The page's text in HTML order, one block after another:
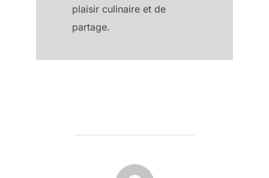
plaisir culinaire et de
partage.
AUTEUR DE LA PUBLICATION